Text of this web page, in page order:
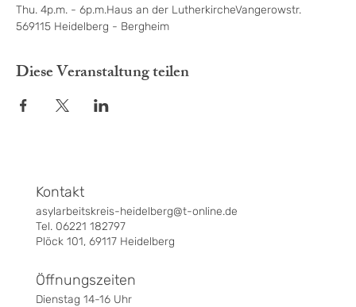
Thu. 4p.m. - 6p.m.Haus an der LutherkircheVangerowstr.
569115 Heidelberg - Bergheim
Diese Veranstaltung teilen
asylarbeitskreis-heidelberg@t-online.de
Tel. 06221 182797
Plöck 101, 69117 Heidelberg
Kontakt
Dienstag 14-16 Uhr
Öffnungszeiten